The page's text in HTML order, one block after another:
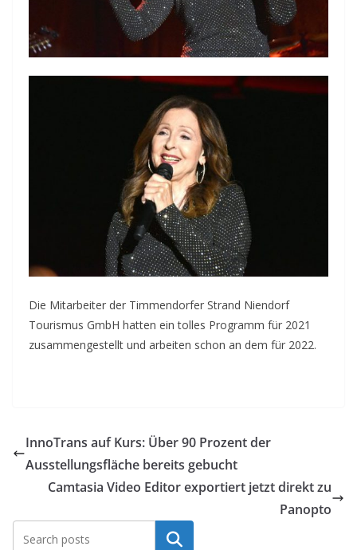
Die Mitarbeiter der Timmendorfer Strand Niendorf
Tourismus GmbH hatten ein tolles Programm für 2021
zusammengestellt und arbeiten schon an dem für 2022.
InnoTrans auf Kurs: Über 90 Prozent der
Ausstellungsfläche bereits gebucht
Camtasia Video Editor exportiert jetzt direkt zu
Panopto
Suchen